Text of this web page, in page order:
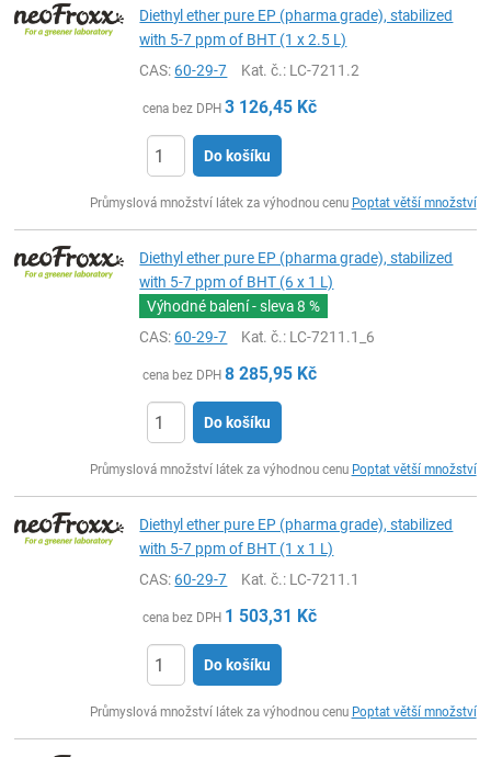
Diethyl ether pure EP (pharma grade), stabilized
with 5-7 ppm of BHT (1 x 2.5 L)
CAS:60-29-7 Kat. č.: LC-7211.2
cena bez DPH 3 126,45 Kč
Do košíku
Průmyslová množství látek za výhodnou cenu Poptat větší množství
Diethyl ether pure EP (pharma grade), stabilized
with 5-7 ppm of BHT (6 x 1 L)
Výhodné balení - sleva8 %
CAS:60-29-7 Kat. č.: LC-7211.1_6
cena bez DPH 8 285,95 Kč
Do košíku
Průmyslová množství látek za výhodnou cenu Poptat větší množství
Diethyl ether pure EP (pharma grade), stabilized
with 5-7 ppm of BHT (1 x 1 L)
CAS:60-29-7 Kat. č.: LC-7211.1
cena bez DPH 1 503,31 Kč
Do košíku
Průmyslová množství látek za výhodnou cenu Poptat větší množství